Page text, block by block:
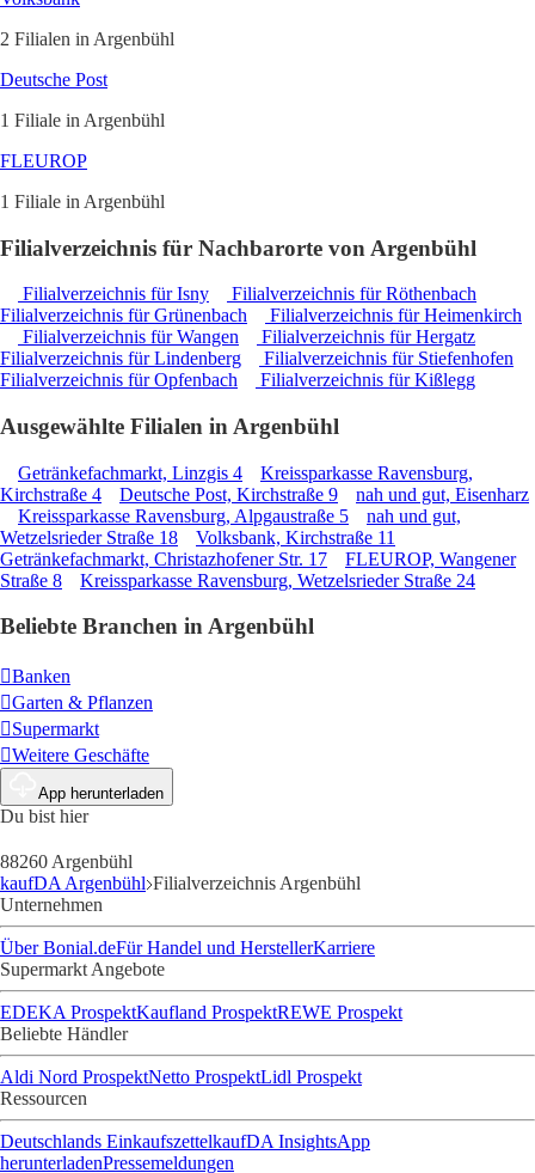
2 Filialen in Argenbühl
Deutsche Post
1 Filiale in Argenbühl
FLEUROP
1 Filiale in Argenbühl
Filialverzeichnis für Nachbarorte von Argenbühl
Filialverzeichnis für Isny
Filialverzeichnis für Röthenbach
Filialverzeichnis für Grünenbach
Filialverzeichnis für Heimenkirch
Filialverzeichnis für Wangen
Filialverzeichnis für Hergatz
Filialverzeichnis für Lindenberg
Filialverzeichnis für Stiefenhofen
Filialverzeichnis für Opfenbach
Filialverzeichnis für Kißlegg
Ausgewählte Filialen in Argenbühl
Getränkefachmarkt, Linzgis 4
Kreissparkasse Ravensburg,
Kirchstraße 4
Deutsche Post, Kirchstraße 9
nah und gut, Eisenharz
Kreissparkasse Ravensburg, Alpgaustraße 5
nah und gut,
Wetzelsrieder Straße 18
Volksbank, Kirchstraße 11
Getränkefachmarkt, Christazhofener Str. 17
FLEUROP, Wangener
Straße 8
Kreissparkasse Ravensburg, Wetzelsrieder Straße 24
Beliebte Branchen in Argenbühl
Banken
Garten & Pflanzen
Supermarkt
Weitere Geschäfte
App herunterladen
Du bist hier
88260 Argenbühl
kaufDA Argenbühl Filialverzeichnis Argenbühl
Unternehmen
Über Bonial.deFür Handel und HerstellerKarriere
Supermarkt Angebote
EDEKA ProspektKaufland ProspektREWE Prospekt
Beliebte Händler
Aldi Nord ProspektNetto ProspektLidl Prospekt
Ressourcen
Deutschlands EinkaufszettelkaufDA InsightsApp
herunterladenPressemeldungen